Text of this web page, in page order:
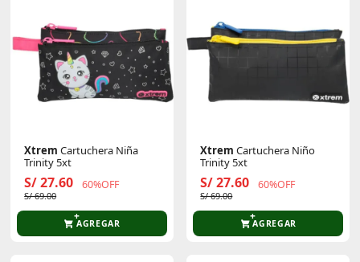
Xtrem Cartuchera Niña
Trinity 5xt
S/ 27.60 60%OFF
S/ 69.00
AGREGAR
Xtrem Cartuchera Niño
Trinity 5xt
S/ 27.60 60%OFF
S/ 69.00
AGREGAR